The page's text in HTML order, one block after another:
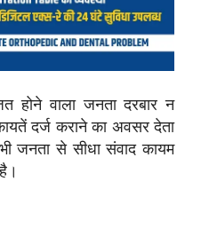
होने वाला जनता दरबार न
दर्ज कराने का अवसर देता
जनता से सीधा संवाद कायम